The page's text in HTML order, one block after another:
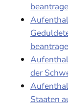
der
Staaten